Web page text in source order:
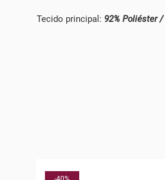
Tecido principal: 92% Poliéster